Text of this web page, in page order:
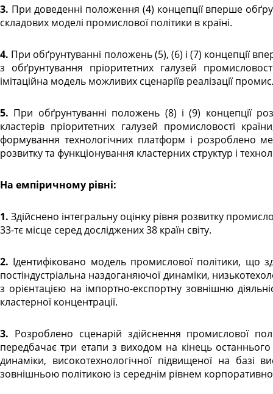
3. При доведенні положення (4) концепції вперше обґрунтовано методичні положення з ідентифікації
складових моделі промислової політики в країні.
4. При обґрунтуванні положень (5), (6) і (7) концепції вперше запропоновано методичне забезпечення
з обґрунтування пріоритетних галузей
імітаційна модель можливих сценаріїв реалізації
5. При обґрунтуванні положень (8) і (9) концепції розроблено методичний підхід до ідентифікації
кластерів пріоритетних галузей промисловості
формування технологічних платформ і розроблено
розвитку та функціонування кластерних структур і
На емпіричному рівні:
1. Здійснено інтегральну оцінку рівня розвитку промисловості в Україні, за якою вона у 2011 р. зайняла
33-тє місце серед досліджених 38 країн світу.
2. Ідентифіковано модель промислової політики, що здійснювалася в Україні в 1995 – 2011 рр., як:
постіндустріальна наздоганяючої динаміки,
з орієнтацією на імпортно-експортну зовнішню
кластерної концентрації.
3. Розроблено сценарій здійснення промислової політики в Україні на період до 2030 р., який
передбачає три етапи з виходом на кінець
динаміки, високотехнологічної підвищеної на базі
зовнішньою політикою із середнім рівнем